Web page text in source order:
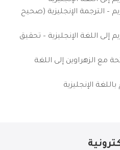
– الترجمة الإنجليزية (صحيح
إلى اللغة الإنجليزية – تحقيق
مع الزهراوين إلى اللغة
الإنجليزية